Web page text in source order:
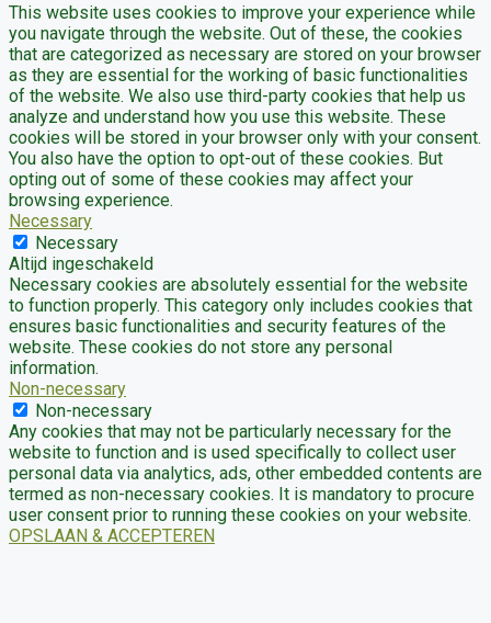
This website uses cookies to improve your experience while
you navigate through the website. Out of these, the cookies
that are categorized as necessary are stored on your browser
as they are essential for the working of basic functionalities
of the website. We also use third-party cookies that help us
analyze and understand how you use this website. These
cookies will be stored in your browser only with your consent.
You also have the option to opt-out of these cookies. But
opting out of some of these cookies may affect your
browsing experience.
Necessary
Necessary
Altijd ingeschakeld
Necessary cookies are absolutely essential for the website
to function properly. This category only includes cookies that
ensures basic functionalities and security features of the
website. These cookies do not store any personal
information.
Non-necessary
Non-necessary
Any cookies that may not be particularly necessary for the
website to function and is used specifically to collect user
personal data via analytics, ads, other embedded contents are
termed as non-necessary cookies. It is mandatory to procure
user consent prior to running these cookies on your website.
OPSLAAN & ACCEPTEREN